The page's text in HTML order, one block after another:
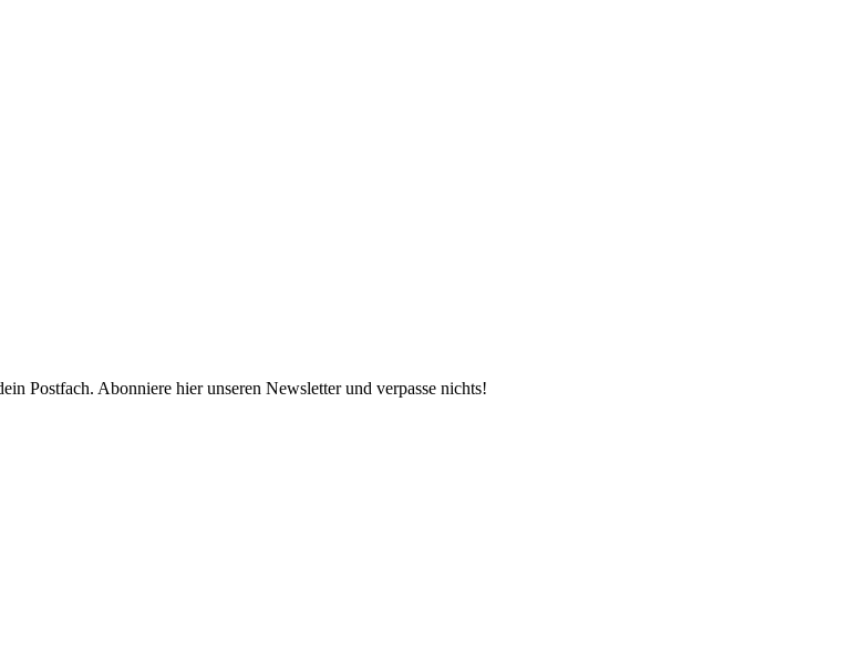
Postfach. Abonniere hier unseren Newsletter und verpasse nichts!